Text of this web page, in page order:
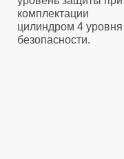
комплектации
цилиндром 4 уровня
безопасности.